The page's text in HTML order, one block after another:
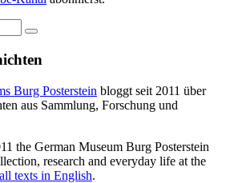
Burg Posterstein bloggt seit 2011 über
aus Sammlung, Forschung und
the German Museum Burg Posterstein
research and everyday life at the
all texts in English.